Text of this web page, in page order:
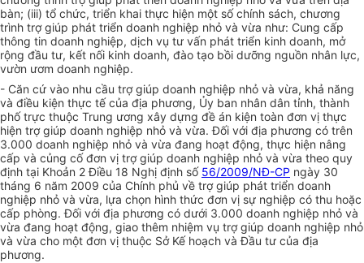
bàn; (iii) tổ chức, triển khai thực hiện một số chính sách, chương
trình trợ giúp phát triển doanh nghiệp nhỏ và vừa như: Cung cấp
thông tin doanh nghiệp, dịch vụ tư vấn phát triển kinh doanh, mở
rộng đầu tư, kết nối kinh doanh, đào tạo bồi dưỡng nguồn nhân lực,
vườn ươm doanh nghiệp.
- Căn cứ vào nhu cầu trợ giúp doanh nghiệp nhỏ và vừa, khả năng
và điều kiện thực tế của địa phương, Ủy ban nhân dân tỉnh, thành
phố trực thuộc Trung ương xây dựng đề án kiện toàn đơn vị thực
hiện trợ giúp doanh nghiệp nhỏ và vừa. Đối với địa phương có trên
3.000 doanh nghiệp nhỏ và vừa đang hoạt động, thực hiện nâng
cấp và củng cố đơn vị trợ giúp doanh nghiệp nhỏ và vừa theo quy
định tại Khoản 2 Điều 18 Nghị định số 56/2009/NĐ-CP ngày 30
tháng 6 năm 2009 của Chính phủ về trợ giúp phát triển doanh
nghiệp nhỏ và vừa, lựa chọn hình thức đơn vị sự nghiệp có thu hoặc
cấp phòng. Đối với địa phương có dưới 3.000 doanh nghiệp nhỏ và
vừa đang hoạt động, giao thêm nhiệm vụ trợ giúp doanh nghiệp nhỏ
và vừa cho một đơn vị thuộc Sở Kế hoạch và Đầu tư của địa
phương.